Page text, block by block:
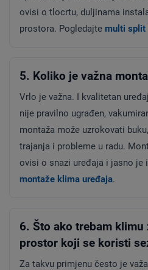
ovisi o tlocrtu, duljinama
prostora. Pogledajte multi split
5. Koliko je važna
Vrlo je važna. I kvalitetan
nije pravilno ugrađen,
montaža može uzrokovati
trajanja i probleme u radu.
ovisi o snazi uređaja i jasno je
montaže klima uređaja.
6. Što ako trebam klimu
prostor koji se koristi
Za takvu primjenu često je